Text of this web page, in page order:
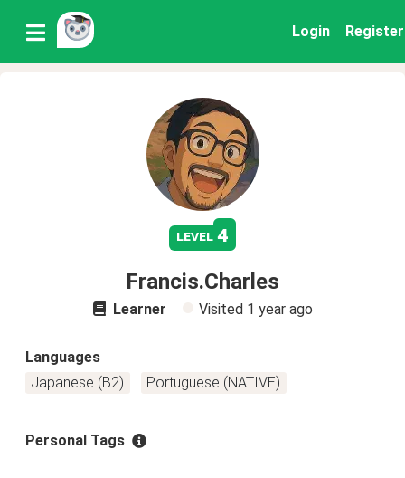
Login Register
level 4
Francis.Charles
Learner Visited 1 year ago
Languages
Japanese (B2)
Portuguese (NATIVE)
Personal Tags